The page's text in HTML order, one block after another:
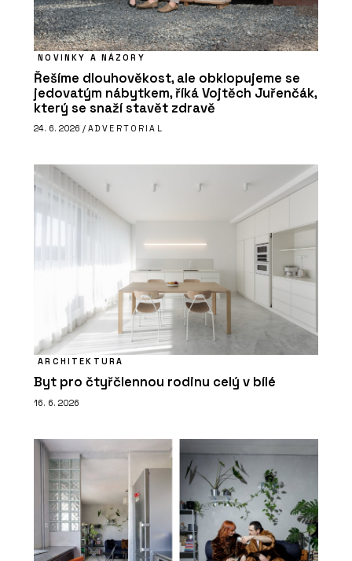
NOVINKY A NÁZORY
Řešíme dlouhověkost, ale obklopujeme se
jedovatým nábytkem, říká Vojtěch Juřenčák,
který se snaží stavět zdravě
24. 6. 2026 / ADVERTORIAL
ARCHITEKTURA
Byt pro čtyřčlennou rodinu celý v bílé
16. 6. 2026